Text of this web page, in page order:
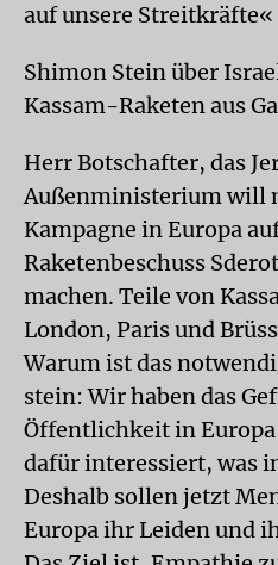
auf unsere Streitkräfte«
Shimon Stein über
Kassam-Raketen aus
Herr Botschafter, das
Außenministerium will
Kampagne in Europa
Raketenbeschuss
machen. Teile von
London, Paris und
Warum ist das
stein: Wir haben das
Öffentlichkeit in
dafür interessiert, was
Deshalb sollen jetzt
Europa ihr Leiden und